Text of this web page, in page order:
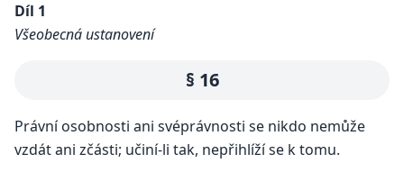
Díl 1
Všeobecná ustanovení
§ 16
Právní osobnosti ani svéprávnosti se nikdo nemůže
vzdát ani zčásti; učiní-li tak, nepřihlíží se k tomu.